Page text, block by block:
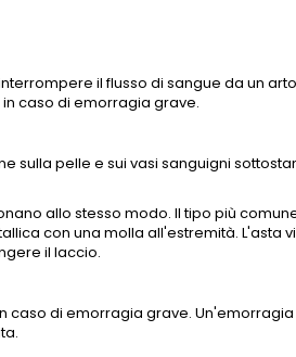
il flusso di sangue da un
caso di emorragia grave.
sulla pelle e sui vasi sanguigni
allo stesso modo. Il tipo più
con una molla all'estremità. L'asta
il laccio.
caso di emorragia grave.